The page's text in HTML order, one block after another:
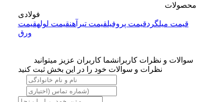
محصولات
فولادی
قیمت میلگردقیمت پروفیلقیمت تیرآهنقیمت لولهقیمت
ورق
سوالات و نظرات کاربرانشما کاربران عزیز میتوانید
نظرات و سوالات خود را در این بخش ثبت کنید